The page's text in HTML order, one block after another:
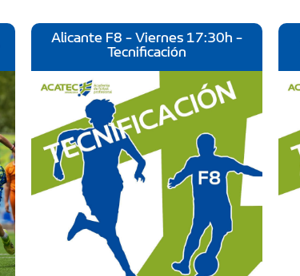
Alicante F8 - Viernes 17:30h -
Tecnificación